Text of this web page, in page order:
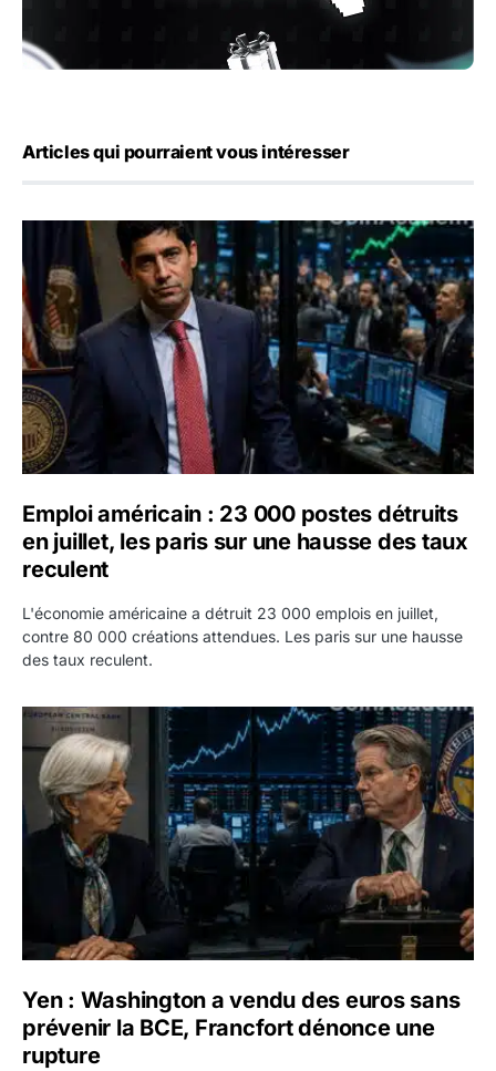
Articles qui pourraient vous intéresser
Emploi américain : 23 000 postes détruits en juillet, les
Emploi américain : 23 000 postes détruits
en juillet, les paris sur une hausse des taux
reculent
L'économie américaine a détruit 23 000 emplois en juillet,
contre 80 000 créations attendues. Les paris sur une hausse
des taux reculent.
Yen : Washington a vendu des euros sans prévenir la
Yen : Washington a vendu des euros sans
prévenir la BCE, Francfort dénonce une
rupture